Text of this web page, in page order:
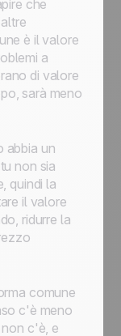
che
è il valore
a
di valore
sarà meno
abbia un
non sia
quindi la
il valore
ridurre la
comune
c'è meno
c'è, e